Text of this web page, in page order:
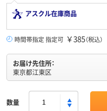
アスクル在庫商品
時間帯指定 指定可 ￥385（税込）
お届け先住所：
東京都江東区
数量